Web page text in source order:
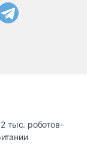
тыс. роботов-